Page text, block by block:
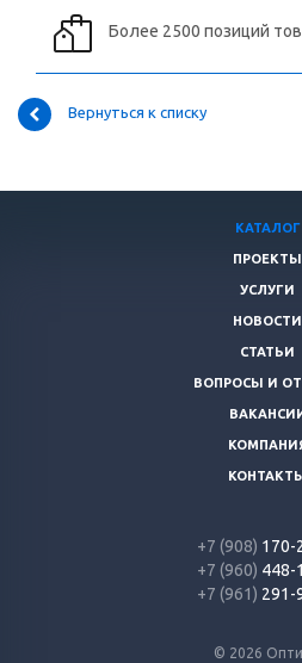
Более 2500 позиций
Вернуться к списку
© 2026
КАТАЛОГ
ПРОЕКТЫ
УСЛУГИ
НОВОСТИ
СТАТЬИ
ВОПРОСЫ И
+7 (908) 170-
+7 (960) 448-
+7 (961) 291-